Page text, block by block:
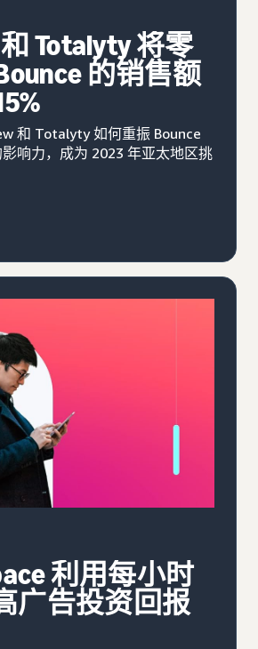
Totalyty 将零
的销售额
和 Totalyty 如何重振 Bounce
响力，成为 2023 年亚太地区挑
利用每小时
广告投资回报